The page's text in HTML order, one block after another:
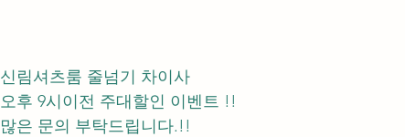
신림셔츠룸 줄넘기 차이사
오후 9시이전 주대할인 이벤트 !!
많은 문의 부탁드립니다.!!